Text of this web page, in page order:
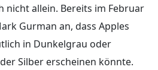
nicht allein. Bereits im Februar
Gurman an, dass Apples
in Dunkelgrau oder
Silber erscheinen könnte.